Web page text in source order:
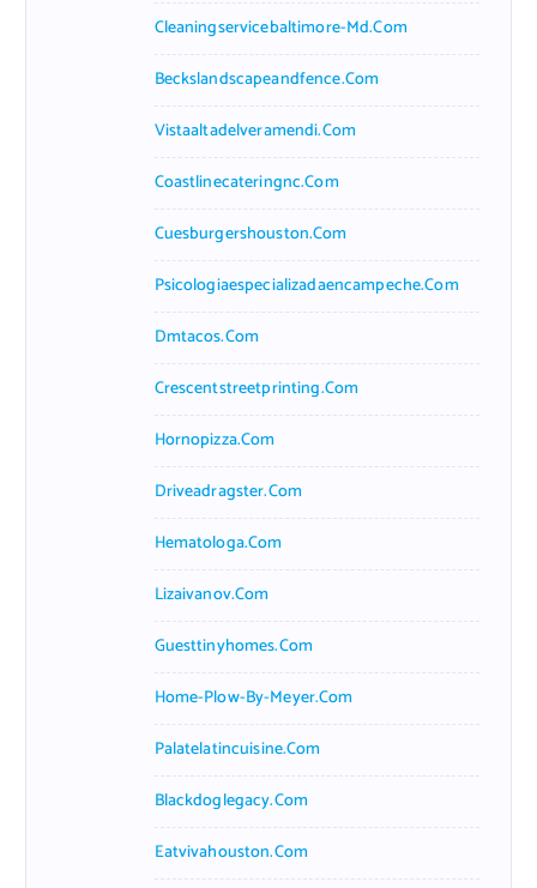
Cleaningservicebaltimore-Md.com
Beckslandscapeandfence.com
Vistaaltadelveramendi.com
Coastlinecateringnc.com
Cuesburgershouston.com
Psicologiaespecializadaencampeche.com
Dmtacos.com
Crescentstreetprinting.com
Hornopizza.com
Driveadragster.com
Hematologa.com
Lizaivanov.com
Guesttinyhomes.com
Home-Plow-By-Meyer.com
Palatelatincuisine.com
Blackdoglegacy.com
Eatvivahouston.com